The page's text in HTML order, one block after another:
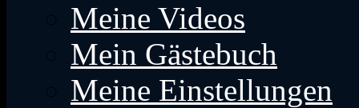
Meine Videos
Mein Gästebuch
Meine Einstellungen